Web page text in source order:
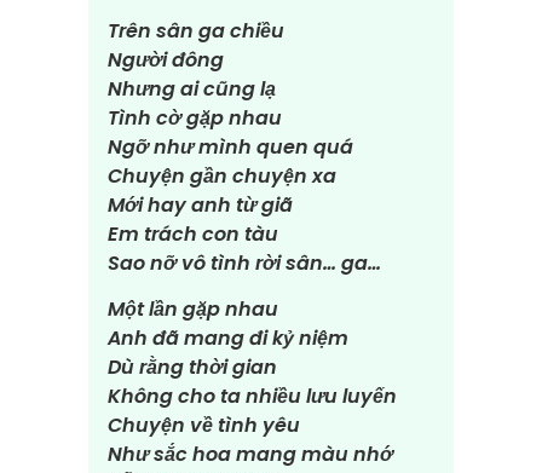
Trên sân ga chiều
Người đông
Nhưng ai cũng lạ
Tình cờ gặp nhau
Ngỡ như mình quen quá
Chuyện gần chuyện xa
Mới hay anh từ giã
Em trách con tàu
Sao nỡ vô tình rời sân… ga…
Một lần gặp nhau
Anh đã mang đi kỷ niệm
Dù rằng thời gian
Không cho ta nhiều lưu luyến
Chuyện về tình yêu
Như sắc hoa mang màu nhớ